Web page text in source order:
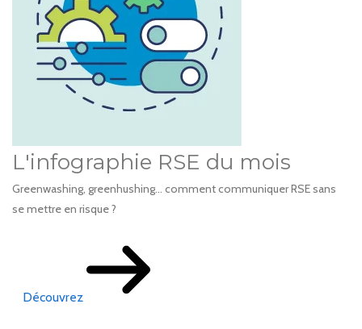
L'infographie RSE du mois
Greenwashing, greenhushing… comment communiquer RSE sans
se mettre en risque ?
Découvrez